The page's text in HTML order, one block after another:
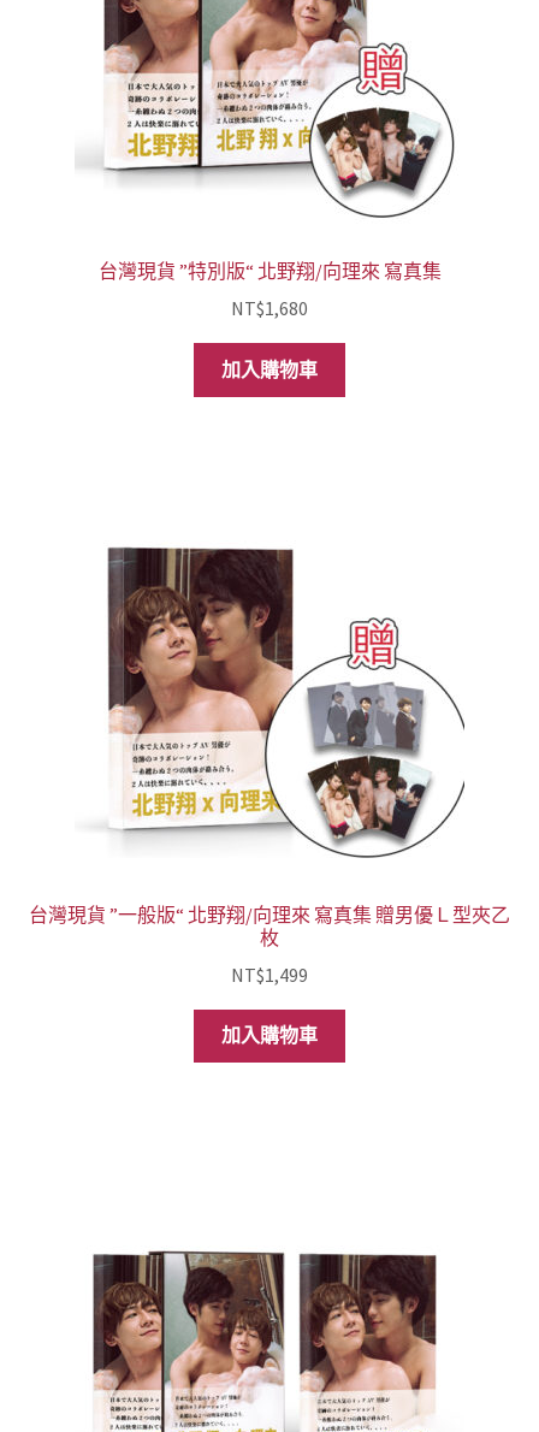
台灣現貨 ”特別版“ 北野翔/向理來 寫真集
NT$1,680
加入購物車
台灣現貨 ”一般版“ 北野翔/向理來 寫真集 贈男優Ｌ型夾乙
枚
NT$1,499
加入購物車